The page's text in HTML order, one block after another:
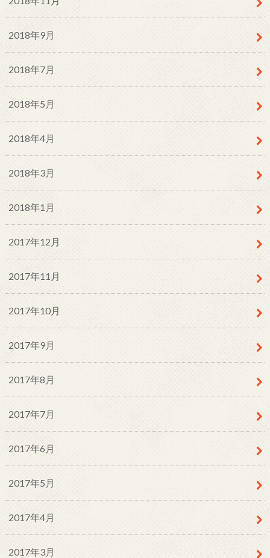
2018年9月
2018年7月
2018年5月
2018年4月
2018年3月
2018年1月
2017年12月
2017年11月
2017年10月
2017年9月
2017年8月
2017年7月
2017年6月
2017年5月
2017年4月
2017年3月